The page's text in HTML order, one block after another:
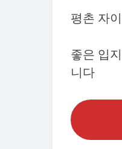
평촌 자
좋은 입
니다